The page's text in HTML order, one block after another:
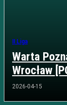
II Liga
Warta
Wrocław
2026-04-15